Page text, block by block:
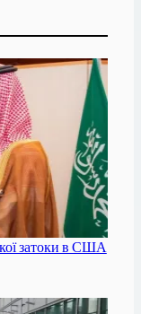
затоки в США